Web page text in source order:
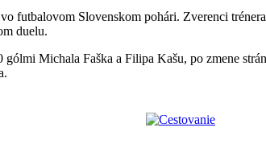
futbalovom Slovenskom pohári. Zverenci
duelu.
gólmi Michala Faška a Filipa Kašu, po zmene